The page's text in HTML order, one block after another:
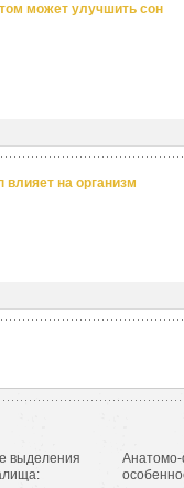
может улучшить сон
на организм
выделения
Анатомо-